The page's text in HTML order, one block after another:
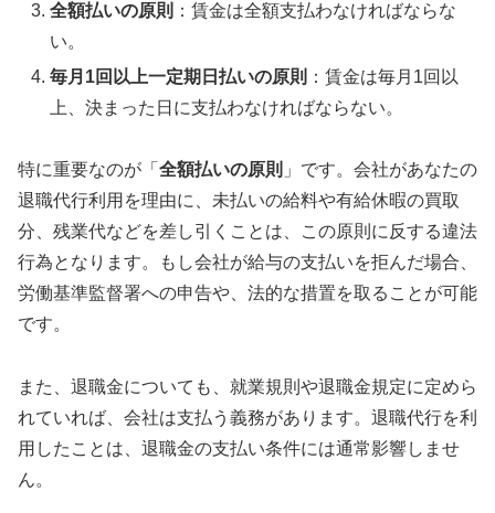
全額払いの原則 ：賃金は全額支払わなければならな
い。
毎月1回以上一定期日払いの原則 ：賃金は毎月1回以
上、決まった日に支払わなければならない。
特に重要なのが「 全額払いの原則 」です。会社があなたの
退職代行利用を理由に、未払いの給料や有給休暇の買取
分、残業代などを差し引くことは、この原則に反する違法
行為となります。もし会社が給与の支払いを拒んだ場合、
労働基準監督署への申告や、法的な措置を取ることが可能
です。
また、退職金についても、就業規則や退職金規定に定めら
れていれば、会社は支払う義務があります。退職代行を利
用したことは、退職金の支払い条件には通常影響しませ
ん。